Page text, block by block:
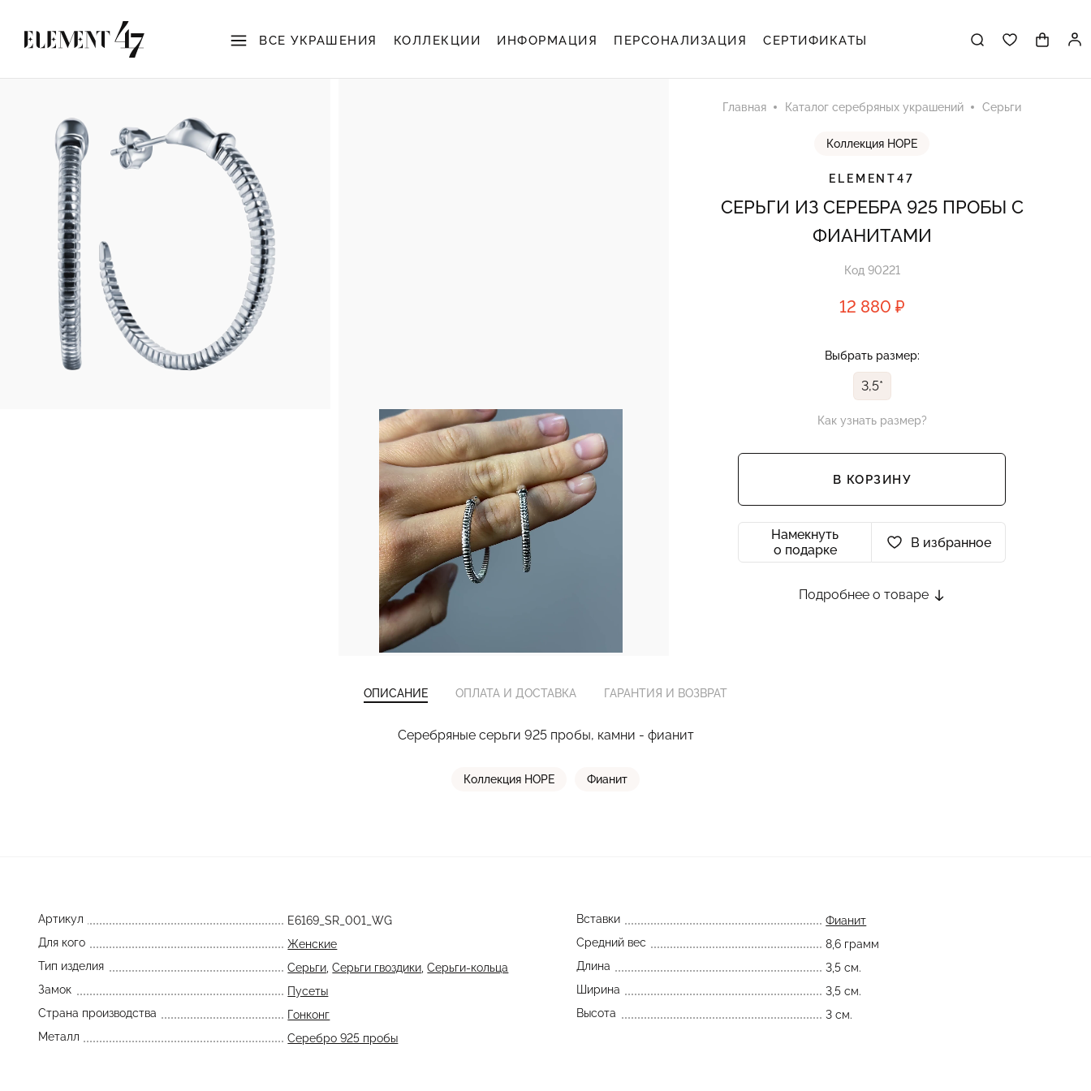
ВСЕ УКРАШЕНИЯ КОЛЛЕКЦИИ ИНФОРМАЦИЯ ПЕРСОНАЛИЗАЦИЯ СЕРТИФИКАТЫ
Главная Каталог серебряных украшений Серьги
Коллекция HOPE
ELEMENT47
СЕРЬГИ ИЗ СЕРЕБРА 925 ПРОБЫ С
ФИАНИТАМИ
Код 90221
12 880 ₽
Выбрать размер:
3,5*
Как узнать размер?
В КОРЗИНУ
Намекнуть
о подарке
В избранное
Подробнее о товаре
ОПИСАНИЕ ОПЛАТА И ДОСТАВКА ГАРАНТИЯ И ВОЗВРАТ
Серебряные серьги 925 пробы, камни - фианит
Коллекция HOPE Фианит
Артикул
E6169_SR_001_WG
Для кого
Женские
Тип изделия
Серьги ,Серьги гвоздики ,Серьги-кольца
Замок
Пусеты
Страна производства
Гонконг
Металл
Серебро 925 пробы
Вставки
Фианит
Средний вес
8,6 грамм
Длина
3,5 см.
Ширина
3,5 см.
Высота
3 см.